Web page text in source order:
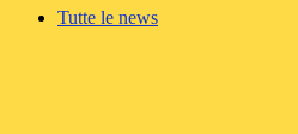
Tutte le news